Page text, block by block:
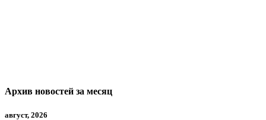
Архив новостей за месяц
август, 2026